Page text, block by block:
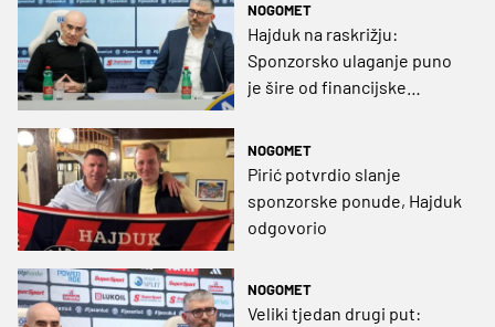
NOGOMET
Hajduk na raskrižju:
Sponzorsko ulaganje puno
je šire od financijske
moguće
NOGOMET
Pirić potvrdio slanje
sponzorske ponude, Hajduk
odgovorio
NOGOMET
Veliki tjedan drugi put: